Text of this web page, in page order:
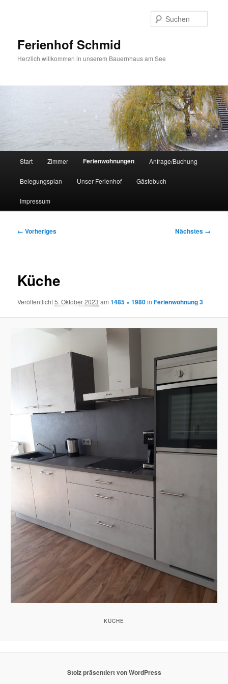
Ferienhof Schmid
Herzlich willkommen in unserem Bauernhaus am See
Zum
primären
Inhalt
springen
Start Zimmer Ferienwohnungen Anfrage/Buchung
Belegungsplan Unser Ferienhof Gästebuch
Impressum
Bilder-
← Vorheriges Nächstes →
Küche
Veröffentlicht5. Oktober 2023 am1485 × 1980inFerienwohnung 3
KÜCHE
Stolz präsentiert von WordPress